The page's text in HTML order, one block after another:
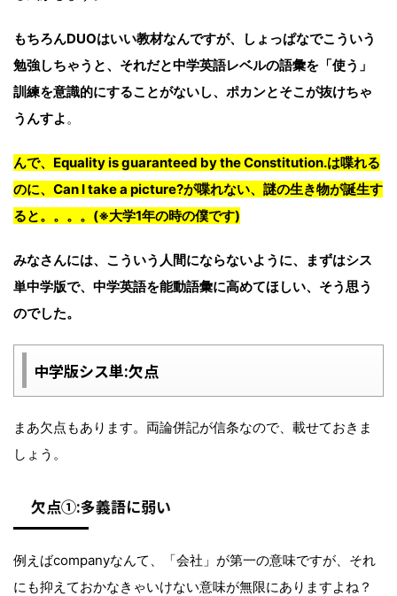
もちろんDUOはいい教材なんですが、しょっぱなでこういう
勉強しちゃうと、それだと中学英語レベルの語彙を「使う」
訓練を意識的にすることがないし、ポカンとそこが抜けちゃ
うんすよ 。
んで、Equality is guaranteed by the Constitution.は喋れる
のに、Can I take a picture?が喋れない、謎の生き物が誕生す
ると。。。。(※大学1年の時の僕です)
みなさんには、こういう人間にならないように、まずはシス
単中学版で、中学英語を能動語彙に高めてほしい、そう思う
のでした。
中学版シス単:欠点
まあ欠点もあります。両論併記が信条なので、載せておきま
しょう。
欠点①:多義語に弱い
例えばcompanyなんて、「会社」が第一の意味ですが、それ
にも抑えておかなきゃいけない意味が無限にありますよね？